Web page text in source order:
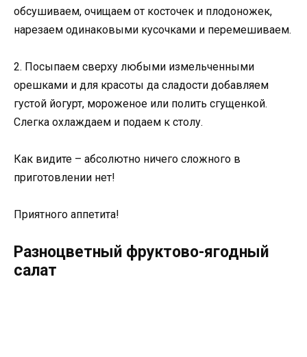
обсушиваем, очищаем от косточек и плодоножек,
нарезаем одинаковыми кусочками и перемешиваем.
2. Посыпаем сверху любыми измельченными
орешками и для красоты да сладости добавляем
густой йогурт, мороженое или полить сгущенкой.
Слегка охлаждаем и подаем к столу.
Как видите – абсолютно ничего сложного в
приготовлении нет!
Приятного аппетита!
Разноцветный фруктово-ягодный
салат